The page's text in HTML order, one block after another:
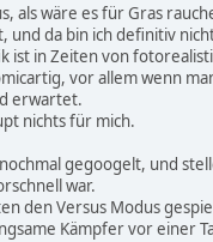
als wäre es für Gras
und da bin ich definitiv
ist in Zeiten von
vor allem wenn
erwartet.
nichts für mich.
gegoogelt, und
war.
den Versus Modus
Kämpfer vor einer